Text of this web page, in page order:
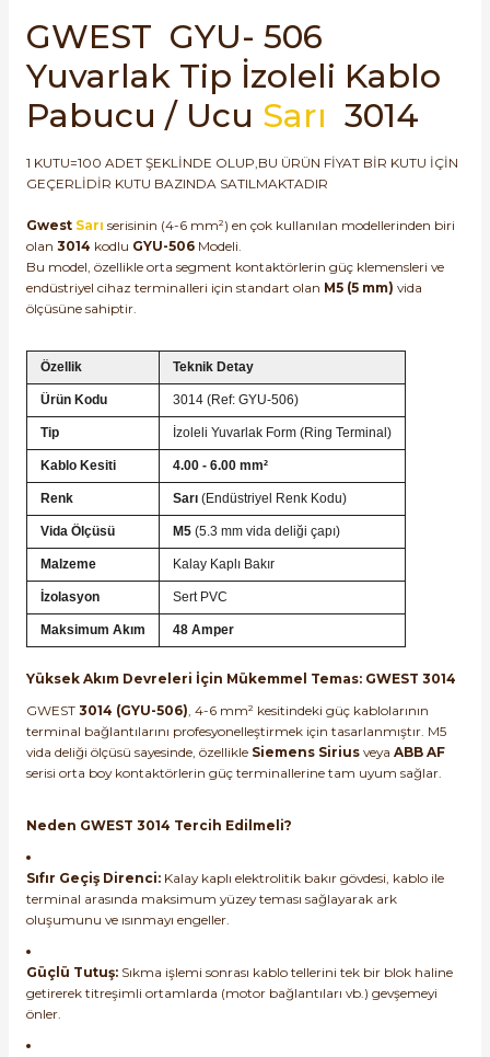
- UPS
Kesiciler
Şalterleri
Yol Vericiler
Pako Şalterler
SIMATIC TIA PORTAL HMI Yazılımları
SIMATIC Yazılım Paketleri
SIMOTION Hareket Kontrol Üniteleri
SIRIUS SAFETY
WinCC Unified Runtime Yazılımları
GWEST GYU- 506
Yuvarlak Tip İzoleli Kablo
Pabucu / Ucu Sarı 3014
1 KUTU=100 ADET ŞEKLİNDE OLUP,BU ÜRÜN FİYAT BİR KUTU İÇİN
GEÇERLİDİR KUTU BAZINDA SATILMAKTADIR
Gwest Sarı serisinin (4-6 mm²) en çok kullanılan modellerinden biri
olan 3014 kodlu GYU-506 Modeli.
Bu model, özellikle orta segment kontaktörlerin güç klemensleri ve
endüstriyel cihaz terminalleri için standart olan M5 (5 mm) vida
ölçüsüne sahiptir.
Özellik Teknik Detay
Ürün Kodu 3014 (Ref: GYU-506)
Tip İzoleli Yuvarlak Form (Ring Terminal)
Kablo Kesiti 4.00 - 6.00 mm²
Renk Sarı (Endüstriyel Renk Kodu)
Vida Ölçüsü M5 (5.3 mm vida deliği çapı)
Malzeme Kalay Kaplı Bakır
İzolasyon Sert PVC
Maksimum Akım 48 Amper
Yüksek Akım Devreleri İçin Mükemmel Temas: GWEST 3014
GWEST 3014 (GYU-506), 4-6 mm² kesitindeki güç kablolarının
terminal bağlantılarını profesyonelleştirmek için tasarlanmıştır. M5
vida deliği ölçüsü sayesinde, özellikle Siemens Sirius veya ABB AF
serisi orta boy kontaktörlerin güç terminallerine tam uyum sağlar.
Neden GWEST 3014 Tercih Edilmeli?
Sıfır Geçiş Direnci: Kalay kaplı elektrolitik bakır gövdesi, kablo ile
terminal arasında maksimum yüzey teması sağlayarak ark
oluşumunu ve ısınmayı engeller.
Güçlü Tutuş: Sıkma işlemi sonrası kablo tellerini tek bir blok haline
getirerek titreşimli ortamlarda (motor bağlantıları vb.) gevşemeyi
önler.